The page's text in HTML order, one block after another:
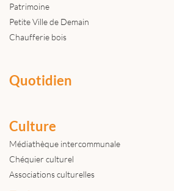
Patrimoine
Petite Ville de Demain
Chaufferie bois
Quotidien
Culture
Médiathèque intercommunale
Chéquier culturel
Associations culturelles